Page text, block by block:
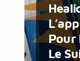
Pour
Le